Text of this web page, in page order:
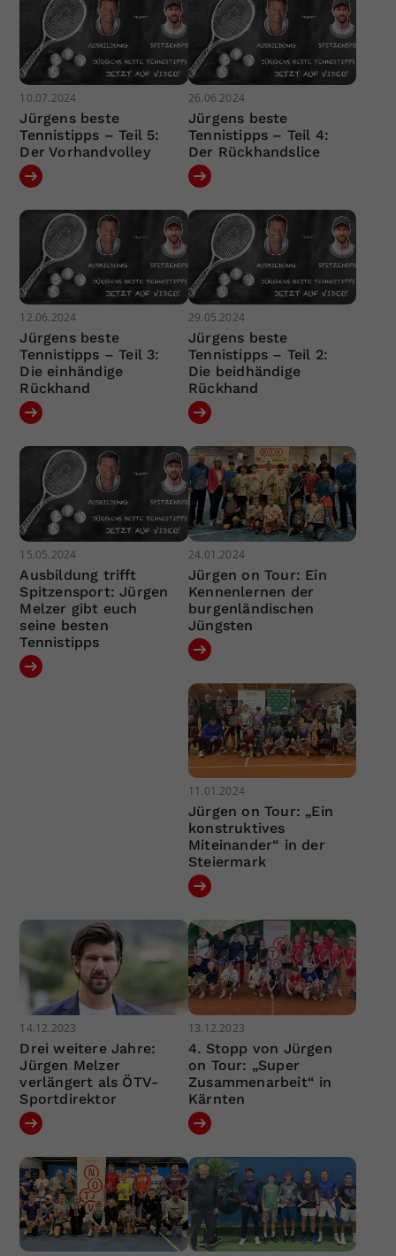
10.07.2024
Jürgens beste
Tennistipps – Teil 5:
Der Vorhandvolley
26.06.2024
Jürgens beste
Tennistipps – Teil 4:
Der Rückhandslice
12.06.2024
Jürgens beste
Tennistipps – Teil 3:
Die einhändige
Rückhand
29.05.2024
Jürgens beste
Tennistipps – Teil 2:
Die beidhändige
Rückhand
15.05.2024
Ausbildung trifft
Spitzensport: Jürgen
Melzer gibt euch
seine besten
Tennistipps
24.01.2024
Jürgen on Tour: Ein
Kennenlernen der
burgenländischen
Jüngsten
11.01.2024
Jürgen on Tour: „Ein
konstruktives
Miteinander“ in der
Steiermark
14.12.2023
Drei weitere Jahre:
Jürgen Melzer
verlängert als ÖTV-
Sportdirektor
13.12.2023
4. Stopp von Jürgen
on Tour: „Super
Zusammenarbeit“ in
Kärnten